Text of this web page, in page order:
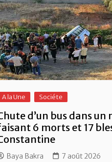
A la Une Sociéte
d’un bus dans un
6 morts et 17
Baya Bakra 7 août 2026